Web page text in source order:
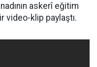
askerî eğitim
video-klip paylaştı.